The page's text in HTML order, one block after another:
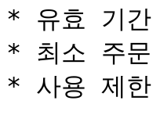
* 유효 기간
* 최소 주
* 사용 제한